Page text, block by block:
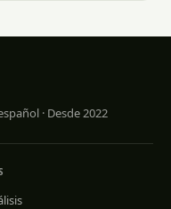
· Desde 2022